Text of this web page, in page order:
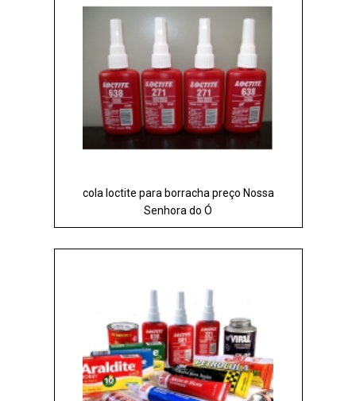
cola loctite para borracha preço Nossa
Senhora do Ó